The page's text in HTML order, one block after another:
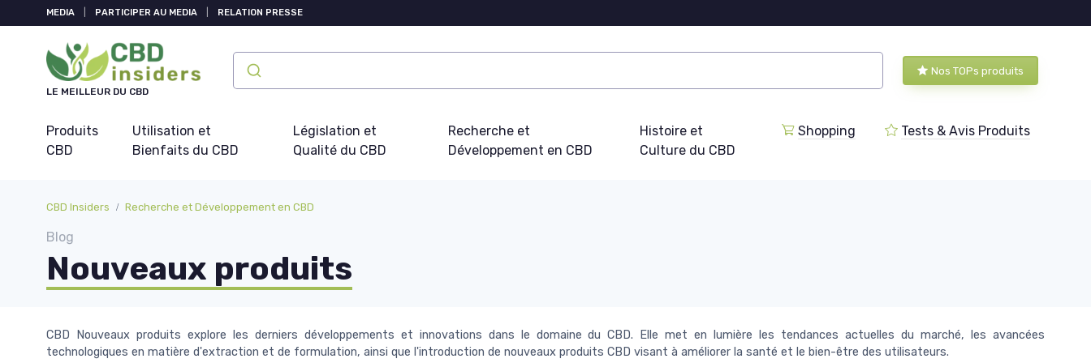
MEDIA PARTICIPER AU MEDIA RELATION PRESSE
LE MEILLEUR DU CBD
Nos TOPs produits
Produits
CBD
Utilisation et
Bienfaits du CBD
Législation et
Qualité du CBD
Recherche et
Développement en CBD
Histoire et
Culture du CBD
Shopping Tests & Avis Produits
CBD Insiders Recherche et Développement en CBD
Blog
Nouveaux produits
CBD Nouveaux produits explore les derniers développements et innovations dans le domaine du CBD. Elle met en lumière les tendances actuelles du marché, les avancées
technologiques en matière d'extraction et de formulation, ainsi que l'introduction de nouveaux produits CBD visant à améliorer la santé et le bien-être des utilisateurs.
Panneau de gestion des cookies